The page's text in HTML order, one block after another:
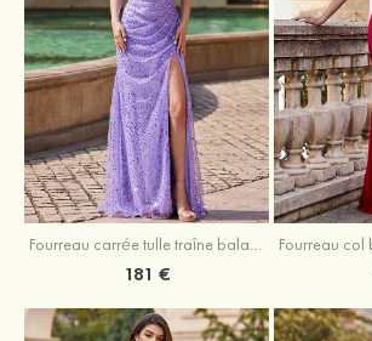
Fourreau carrée tulle traîne balayage robe de bal
181 €